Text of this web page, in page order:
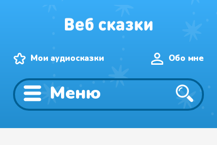
Мои аудиосказки Обо мне
Меню